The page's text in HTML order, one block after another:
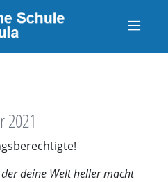
2021
deine Welt heller macht